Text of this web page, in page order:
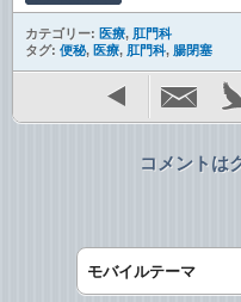
カテゴリー: 医療, 肛門科
タグ: 便秘, 医療, 肛門科, 腸閉塞
コメントは
モバイルテーマ